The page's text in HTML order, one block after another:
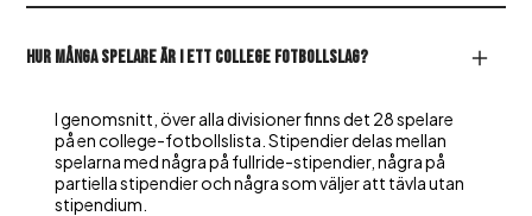
Hur många spelare är i ett college fotbollslag?
I genomsnitt, över alla divisioner finns det 28 spelare
på en college-fotbollslista. Stipendier delas mellan
spelarna med några på fullride-stipendier, några på
partiella stipendier och några som väljer att tävla utan
stipendium.